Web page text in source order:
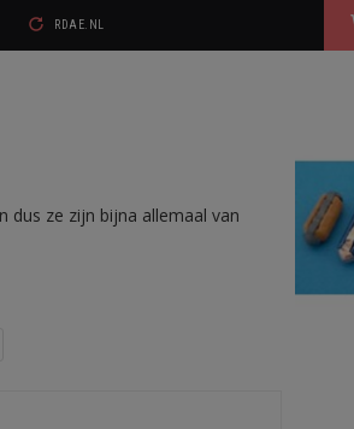
RDAE.NL
dus ze zijn bijna allemaal van